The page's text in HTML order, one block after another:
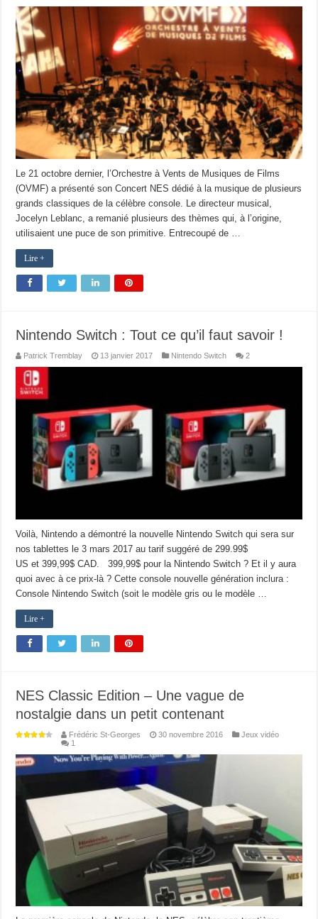
Le 21 octobre dernier, l’Orchestre à Vents de Musiques de Films
(OVMF) a présenté son Concert NES dédié à la musique de plusieurs
grands classiques de la célèbre console. Le directeur musical,
Jocelyn Leblanc, a remanié plusieurs des thèmes qui, à l’origine,
utilisaient une puce de son primitive. Entrecoupé de …
Lire +
Nintendo Switch : Tout ce qu’il faut savoir !
Patrick Tremblay 13 janvier 2017 Nintendo Switch 2
Voilà, Nintendo a démontré la nouvelle Nintendo Switch qui sera sur
nos tablettes le 3 mars 2017 au tarif suggéré de 299.99$
US et 399,99$ CAD. 399,99$ pour la Nintendo Switch ? Et il y aura
quoi avec à ce prix-là ? Cette console nouvelle génération inclura :
Console Nintendo Switch (soit le modèle gris ou le modèle …
Lire +
NES Classic Edition – Une vague de
nostalgie dans un petit contenant
Frédéric St-Georges 30 novembre 2016
Jeux vidéo
1